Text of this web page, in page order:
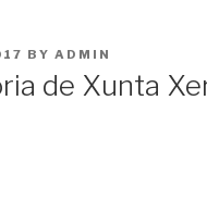
BY ADMIN
de Xunta